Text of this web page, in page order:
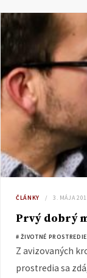
ČLÁNKY 3. MÁJA
Prvý dobrý
# ŽIVOTNÉ PROSTREDIE
Z avizovaných
prostredia sa